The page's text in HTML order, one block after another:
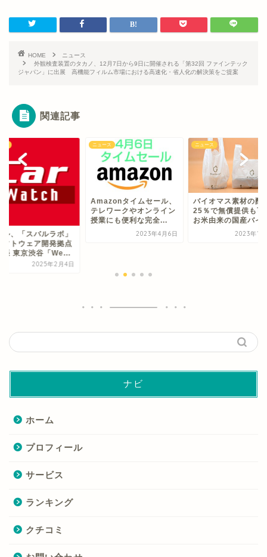
HOME
ニュース
外観検査装置のタカノ、12月7日から9日に開催される「第32回 ファインテック
ジャパン」に出展 高機能フィルム市場における高速化・省人化の解決策をご提案
関連記事
ル、「スバルラボ」
フトウェア開発拠点
張 東京渋谷「We...
2025年2月4日
ニュース
Amazonタイムセール、
テレワークやオンライン
授業にも便利な完全...
2023年4月6日
ニュース
バイオマス素材の配
25％で無償提供も
お米由来の国産バイ
2023年1
ナビ
ホーム
プロフィール
サービス
ランキング
クチコミ